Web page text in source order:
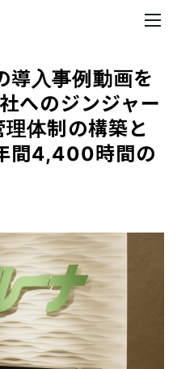
導入事例動画を
へのジンジャー
理体制の構築と
間4,400時間の